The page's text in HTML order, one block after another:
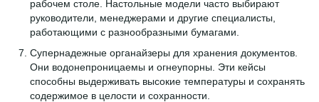
рабочем столе. Настольные модели часто выбирают
руководители, менеджерами и другие специалисты,
работающими с разнообразными бумагами.
Супернадежные органайзеры для хранения документов.
Они водонепроницаемы и огнеупорны. Эти кейсы
способны выдерживать высокие температуры и сохранять
содержимое в целости и сохранности.